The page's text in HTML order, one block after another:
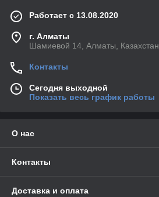
Работает с 13.08.2020
г. Алматы
Шамиевой 14, Алматы, Казахстан
Контакты
Сегодня выходной
Показать весь график работы
О нас
Контакты
Доставка и оплата